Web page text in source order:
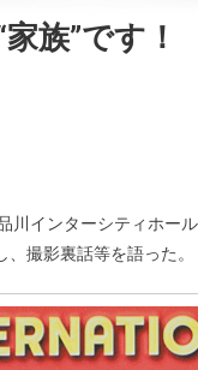
族”です！
川インターシティホー
撮影裏話等を語った。